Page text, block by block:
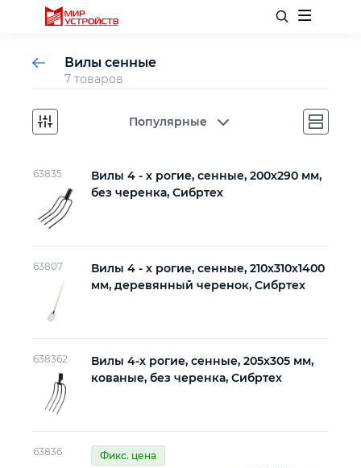
Отделочный инструмент
Слесарный инструмент
Столярный инструмент
Садовый инвентарь
Измерительный инструмент
Силовое оборудование
Автомобильный инструмент
Прочий инструмент
Вилы сенные
7 товаров
Популярные
63835
Вилы 4 - х рогие, сенные, 200х290 мм,
без черенка, Сибртех
63807
Вилы 4 - х рогие, сенные, 210х310х1400
мм, деревянный черенок, Сибртех
638362
Вилы 4-х рогие, сенные, 205х305 мм,
кованые, без черенка, Сибртех
63836 Фикс. цена